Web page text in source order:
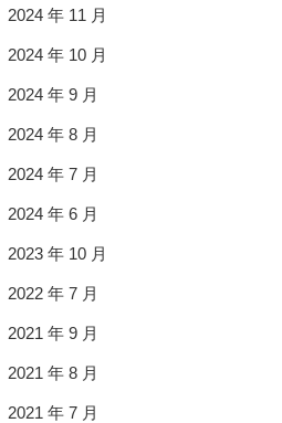
2024 年 11 月
2024 年 10 月
2024 年 9 月
2024 年 8 月
2024 年 7 月
2024 年 6 月
2023 年 10 月
2022 年 7 月
2021 年 9 月
2021 年 8 月
2021 年 7 月